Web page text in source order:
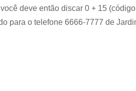
deve então discar 0 + 15
para o telefone 6666-7777 de